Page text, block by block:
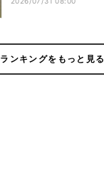
ランキングをもっと見る